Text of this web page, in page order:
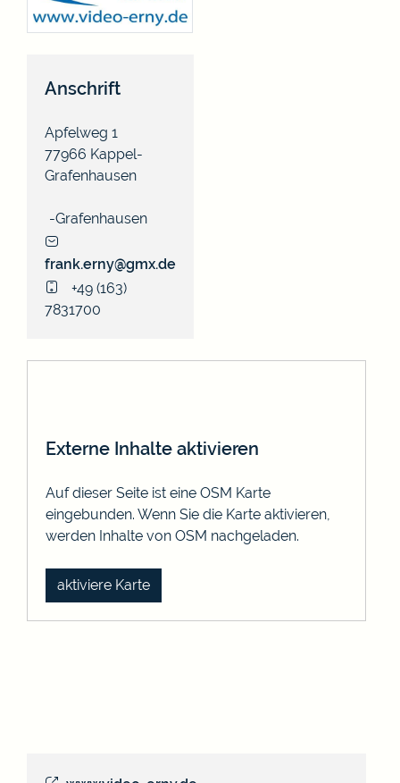
Anschrift
Grafenhausen
Apfelweg 1
77966 Kappel-
Grafenhausen
frank.erny@gmx.de
+49 (163)
7831700
Externe Inhalte aktivieren
Auf dieser Seite ist eine OSM Karte
eingebunden. Wenn Sie die Karte aktivieren,
werden Inhalte von OSM nachgeladen.
aktiviere Karte